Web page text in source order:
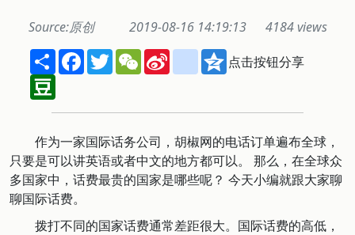
Source:原创 2019-08-16 14:19:134184 views
点击按钮分享
ShareFacebook
TwitterWeChatSina
Weibo
renrenQzone
作为一家国际话务公司，胡椒网的电话订单遍布全球，
只要是可以讲英语或者中文的地方都可以。 那么，在全球众
多国家中，话费最贵的国家是哪些呢？ 今天小编就跟大家聊
聊国际话费。
拨打不同的国家话费通常差距很大。国际话费的高低，